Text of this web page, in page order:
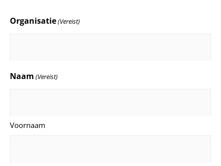
Organisatie(Vereist)
Naam (Vereist)
Voornaam